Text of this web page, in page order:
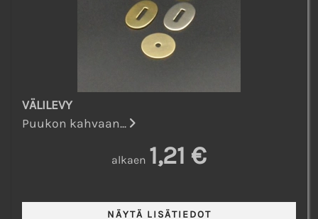
VÄLILEVY
Puukon kahvaan...
alkaen 1,21 €